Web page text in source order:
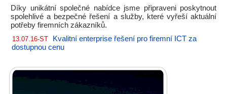
Díky unikátní společné nabídce jsme připraveni poskytnout
spolehlivé a bezpečné řešení a služby, které vyřeší aktuální
potřeby firemních zákazníků.
13.07.16-ST
Kvalitní enterprise řešení pro firemní ICT za
dostupnou cenu